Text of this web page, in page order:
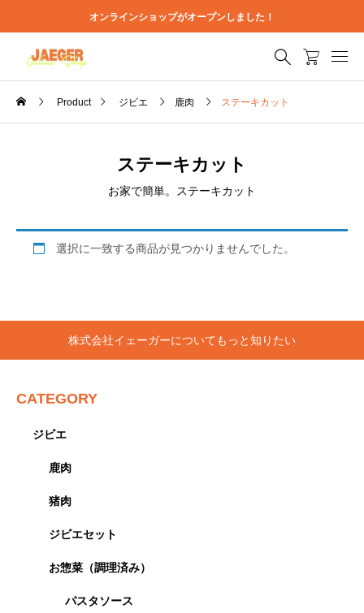
オンラインショップがオープンしました！
Product ジビエ 鹿肉 ステーキカット
ステーキカット
お家で簡単。ステーキカット
選択に一致する商品が見つかりませんでした。
株式会社イェーガーについてもっと知りたい
CATEGORY
ジビエ
鹿肉
猪肉
ジビエセット
お惣菜（調理済み）
パスタソース